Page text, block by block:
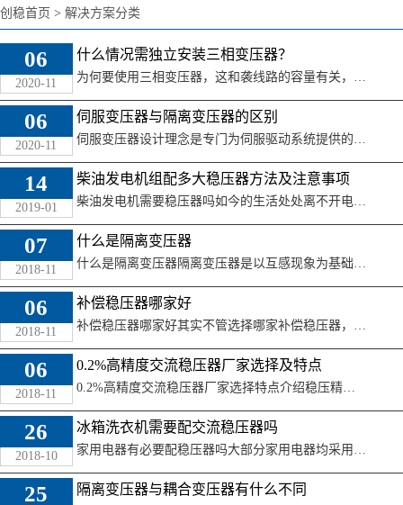
创稳首页 > 解决方案分类
06
2020-11
什么情况需独立安装三相变压器？
为何要使用三相变压器，这和袭线路的容量有关，电压等级越高，线路的容量就越大。如果远处输电，功率越大，电流越大，这样对线路的损耗就非常大。而高压送电经变 ...
06
2020-11
伺服变压器与隔离变压器的区别
伺服变压器设计理念是专门为伺服驱动系统提供的变压器。工作原理是智能伺服变压器是利用伺服系统的容闭环和半闭环控制的原理，通过智能传感元件对负载进行动态跟 ...
14
2019-01
柴油发电机组配多大稳压器方法及注意事项
柴油发电机需要稳压器吗如今的生活处处离不开电源，无论是生产加工还是家用电器，都是靠电能吃饭的，当然作为电能制造者发电机来说，肯定是受到各界朋友的欢迎的 ...
07
2018-11
什么是隔离变压器
什么是隔离变压器隔离变压器是以互感现象为基础的电磁装置。它由绕在同一个铁心上的三个绕组绕组成。与交流电源连接的绕组称为一次绕组血数为N，（单位为匝）； ...
06
2018-11
补偿稳压器哪家好
补偿稳压器哪家好其实不管选择哪家补偿稳压器，最主要的还是适合自己，不能满足设备需求，即使再优质的补偿稳压器，也发挥不了它的作用，而且在选购补偿稳压器时 ...
06
2018-11
0.2%高精度交流稳压器厂家选择及特点
0.2%高精度交流稳压器厂家选择特点介绍稳压精度到达0.2%的稳压器有不少，可是大多数稳压精度为0.2%的交流稳压器都是可控硅稳压器，补偿式稳压器是比 ...
26
2018-10
冰箱洗衣机需要配交流稳压器吗
家用电器有必要配稳压器吗大部分家用电器均采用分相式或电容启动式电机驱动的电冰箱、冷气机、洗衣机。由于这类电机的输出转矩和电压的平方成正比，电压稍有下降 ...
25 隔离变压器与耦合变压器有什么不同